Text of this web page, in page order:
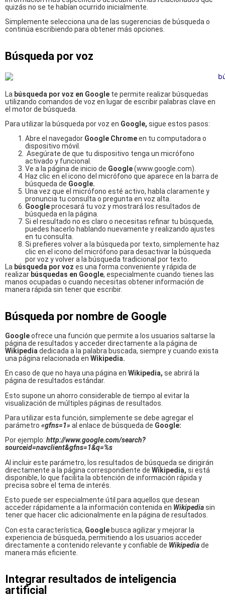
quizás no se te habían ocurrido inicialmente.
Simplemente selecciona una de las sugerencias de búsqueda o
continúa escribiendo para obtener más opciones.
Búsqueda por voz
La búsqueda por voz en Google te permite realizar búsquedas
utilizando comandos de voz en lugar de escribir palabras clave en
el motor de búsqueda.
Para utilizar la búsqueda por voz en Google, sigue estos pasos:
Abre el navegador Google Chromeen tu computadora o
dispositivo móvil.
Asegúrate de que tu dispositivo tenga un micrófono
activado y funcional.
Ve a la página de inicio de Google(www.google.com).
Haz clic en el icono del micrófono que aparece en la barra de
búsqueda de Google.
Una vez que el micrófono esté activo, habla claramente y
pronuncia tu consulta o pregunta en voz alta.
Googleprocesará tu voz y mostrará los resultados de
búsqueda en la página.
Si el resultado no es claro o necesitas refinar tu búsqueda,
puedes hacerlo hablando nuevamente y realizando ajustes
en tu consulta.
Si prefieres volver a la búsqueda por texto, simplemente haz
clic en el icono del micrófono para desactivar la búsqueda
por voz y volver a la búsqueda tradicional por texto.
La búsqueda por voz es una forma conveniente y rápida de
realizar búsquedas en Google, especialmente cuando tienes las
manos ocupadas o cuando necesitas obtener información de
manera rápida sin tener que escribir.
Búsqueda por nombre de Google
Googleofrece una función que permite a los usuarios saltarse la
página de resultados y acceder directamente a la página de
Wikipedia dedicada a la palabra buscada, siempre y cuando exista
una página relacionada en Wikipedia.
En caso de que no haya una página en Wikipedia, se abrirá la
página de resultados estándar.
Esto supone un ahorro considerable de tiempo al evitar la
visualización de múltiples páginas de resultados.
Para utilizar esta función, simplemente se debe agregar el
parámetro «gfns=1» al enlace de búsqueda de Google:
Por ejemplo: http://www.google.com/search?
sourceid=navclient&gfns=1&q=%s
Al incluir este parámetro, los resultados de búsqueda se dirigirán
directamente a la página correspondiente de Wikipedia, si está
disponible, lo que facilita la obtención de información rápida y
precisa sobre el tema de interés.
Esto puede ser especialmente útil para aquellos que desean
acceder rápidamente a la información contenida en Wikipediasin
tener que hacer clic adicionalmente en la página de resultados.
Con esta característica, Google busca agilizar y mejorar la
experiencia de búsqueda, permitiendo a los usuarios acceder
directamente a contenido relevante y confiable de Wikipediade
manera más eficiente.
Integrar resultados de inteligencia
artificial